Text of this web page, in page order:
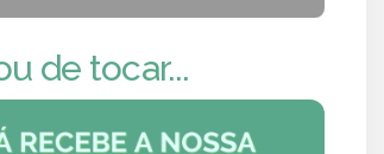
de tocar...